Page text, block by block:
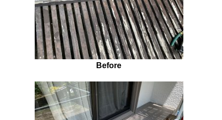
Before